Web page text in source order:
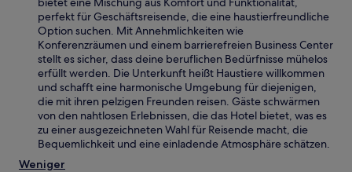
n
e
t
e
n
F
e
n
s
t
e
r
g
e
r
d
i
n
e
i
n
e
m
n
perfekt für Geschäftsreisende, die eine haustierfreundliche
Option suchen. Mit Annehmlichkeiten wie
Konferenzräumen und einem barrierefreien Business Center
stellt es sicher, dass deine beruflichen Bedürfnisse mühelos
erfüllt werden. Die Unterkunft heißt Haustiere willkommen
und schafft eine harmonische Umgebung für diejenigen,
die mit ihren pelzigen Freunden reisen. Gäste schwärmen
von den nahtlosen Erlebnissen, die das Hotel bietet, was es
zu einer ausgezeichneten Wahl für Reisende macht, die
Bequemlichkeit und eine einladende Atmosphäre schätzen.
Weniger